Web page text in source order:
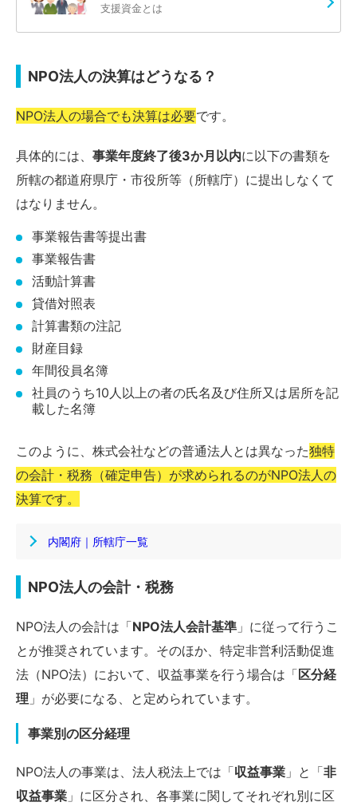
支援資金とは
NPO法人の決算はどうなる？
NPO法人の場合でも決算は必要です。
具体的には、 事業年度終了後3か月以内に以下の書類を
所轄の都道府県庁・市役所等（所轄庁）に提出しなくて
はなりません。
事業報告書等提出書
事業報告書
活動計算書
貸借対照表
計算書類の注記
財産目録
年間役員名簿
社員のうち10人以上の者の氏名及び住所又は居所を記
載した名簿
このように、株式会社などの普通法人とは異なった独特
の会計・税務（確定申告）が求められるのがNPO法人の
決算です。
内閣府｜所轄庁一覧
NPO法人の会計・税務
NPO法人の会計は「NPO法人会計基準 」に従って行うこ
とが推奨されています。そのほか、特定非営利活動促進
法（NPO法）において、収益事業を行う場合は「区分経
理 」が必要になる、と定められています。
事業別の区分経理
NPO法人の事業は、法人税法上では「収益事業 」と「非
収益事業 」に区分され、各事業に関してそれぞれ別に区